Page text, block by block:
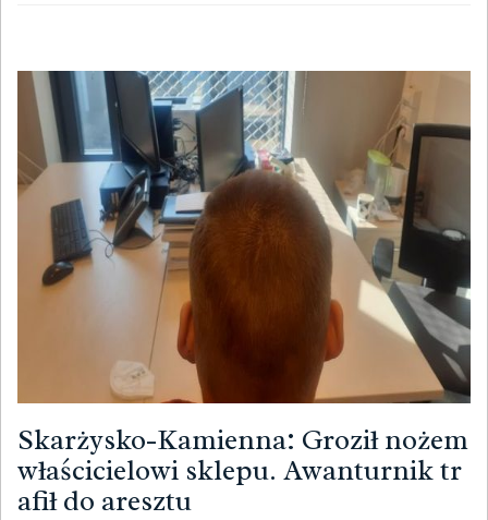
Skarżysko-Kamienna: Groził nożem
właścicielowi sklepu. Awanturnik tr
afił do aresztu